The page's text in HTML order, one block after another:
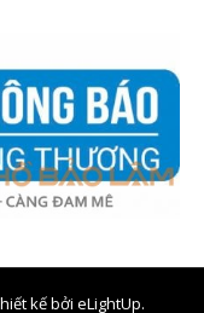
kế bởi eLightUp.